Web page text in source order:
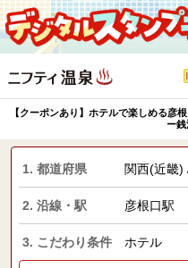
【クーポンあり】ホテルで楽しめる彦
ー
1. 都道府県 関西(近畿)
2. 沿線・駅 彦根口駅
3. こだわり条件 ホテル